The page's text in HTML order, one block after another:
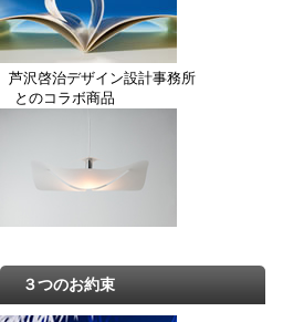
芦沢啓治デザイン設計事務所
とのコラボ商品
３つのお約束